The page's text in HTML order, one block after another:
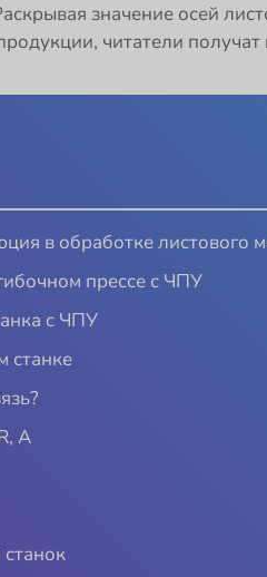
значение осей
читатели
в обработке листового
прессе с ЧПУ
с ЧПУ
станке
A